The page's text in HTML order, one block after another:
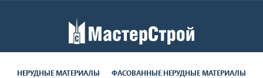
поставки круглосуточно
НЕРУДНЫЕ МАТЕРИАЛЫ ФАСОВАННЫЕ НЕРУДНЫЕ МАТЕРИАЛЫ